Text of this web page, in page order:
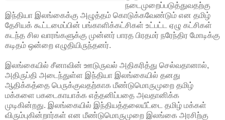
நடைமுறைப்படுத்துவதற்கு
இந்தியா இலங்கைக்கு அழுத்தம் கொடுக்கவேண்டும் என தமிழ்
தேசியக் கூட்டமைப்பின் பங்காளிக்கட்சிகள் உட்பட்ட ஏழு கட்சிகள்
கடந்த சில வாரங்களுக்கு முன்னர் பாரத பிரதமர் நரேந்திர மோடிக்கு
கடிதம் ஒன்றை எழுதியிருந்தனர்.
இலங்கையில் சீனாவின் ஊடுருவல் அதிகரித்து செல்வதானால்,
அதிருப்தி அடைந்துள்ள இந்தியா இலங்கையில் தனது
ஆதிக்கத்தை பெருக்குவதற்காக மீண்டுமொருமுறை தமிழ்
மக்களை பகடைகாயாக்க எத்தனிப்பதை அவதானிக்க
முடிகின்றது. இலங்கையில் இந்தியத்தலையீட்டை தமிழ் மக்கள்
விரும்புகின்றார்கள் என மீண்டுமொருமுறை இலங்கை அரசிற்கு